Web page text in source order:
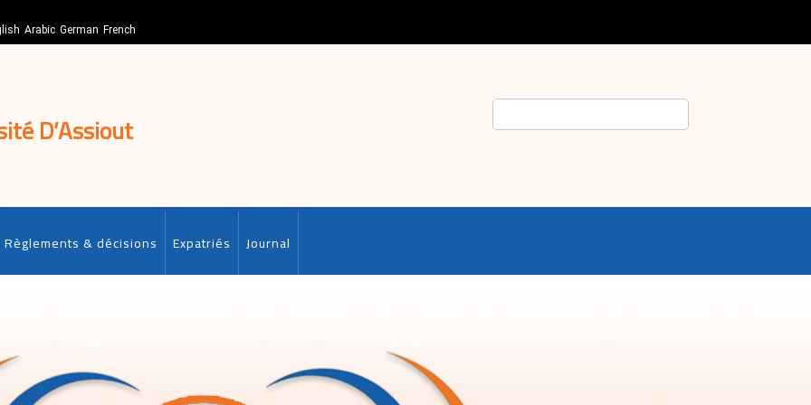
Arabic German French
D’Assiout
Règlements & décisions Expatriés Journal